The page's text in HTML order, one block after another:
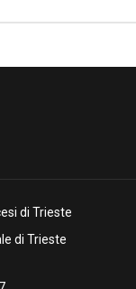
di Trieste
di Trieste